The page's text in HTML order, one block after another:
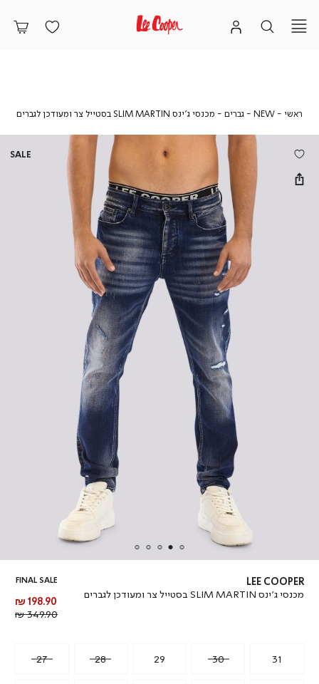
ראשי ראשי
NEW
NEW
גברים גברים
מכנסי ג’ינס SLIM MARTIN בסטייל צר ומעודכן לגברים
LEE COOPER
מכנסי ג’ינס SLIM MARTIN בסטייל צר ומעודכן לגברים
FINAL SALE
מחיר
מוצר
198.90 ₪
349.90 ₪
27 28 29 30 31
SALE